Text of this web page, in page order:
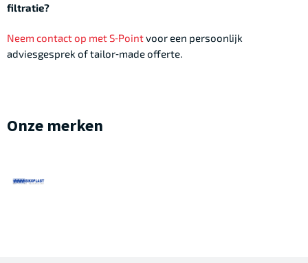
filtratie?
Neem contact op met S‑Pointvoor een persoonlijk
adviesgesprek of tailor‑made offerte.
Onze merken